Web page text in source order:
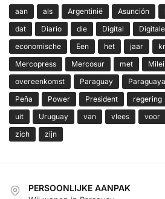
aan als Argentinië Asunción
dat
Diario die Digital Digitale
economische
Een het jaar
Mercopress
Mercosur met Milei
overeenkomst
Paraguay
Peña
Power President regering
uit
Uruguay van vlees voor
zich
zijn
PERSOONLIJKE AANPAK